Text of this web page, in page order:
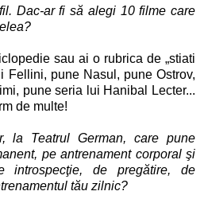
Dac-ar fi să alegi 10 filme care
sau ai o rubrica de „stiati
Fellini, pune Nasul, pune Ostrov,
pune seria lui Hanibal Lecter...
de multe!
la Teatrul German, care pune
pe antrenament corporal şi
de pregătire, de
tău zilnic?